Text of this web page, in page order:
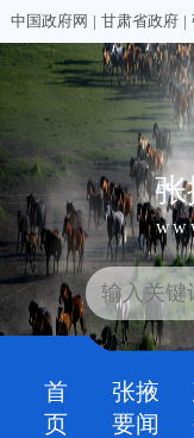
中国政府网 | 甘肃省政府 |
张
首
页
张掖
要闻